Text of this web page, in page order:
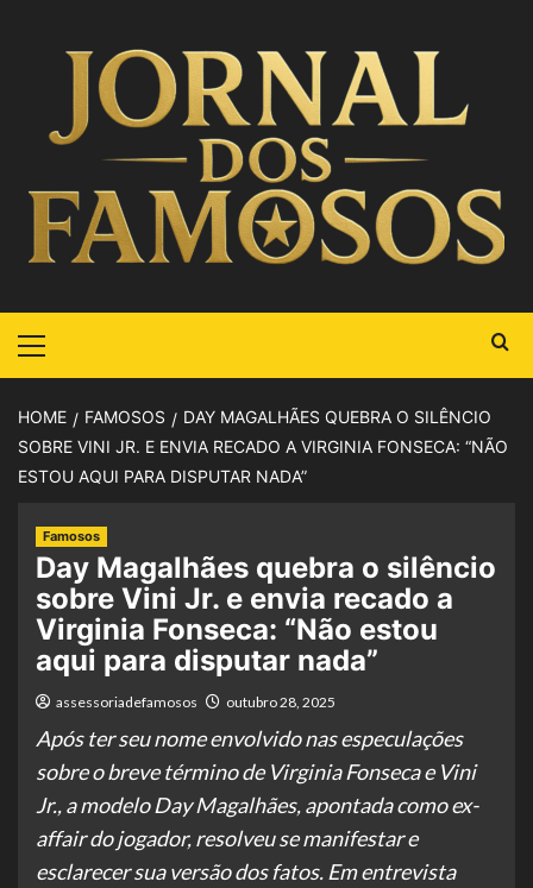
HOME FAMOSOS
DAY MAGALHÃES QUEBRA O SILÊNCIO
SOBRE VINI JR. E ENVIA RECADO A VIRGINIA FONSECA: “NÃO
ESTOU AQUI PARA DISPUTAR NADA”
Famosos
Day Magalhães quebra o silêncio
sobre Vini Jr. e envia recado a
Virginia Fonseca: “Não estou
aqui para disputar nada”
assessoriadefamosos outubro 28, 2025
Após ter seu nome envolvido nas especulações
sobre o breve término de Virginia Fonseca e Vini
Jr., a modelo Day Magalhães, apontada como ex-
affair do jogador, resolveu se manifestar e
esclarecer sua versão dos fatos. Em entrevista